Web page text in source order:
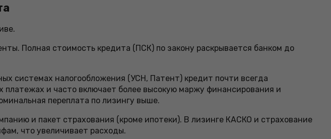
Полная стоимость кредита (ПСК) по закону раскрывается банком до
системах налогообложения (УСН, Патент) кредит почти всегда
платежах и часто включает более высокую маржу финансирования и
переплата по лизингу выше.
и пакет страхования (кроме ипотеки). В лизинге КАСКО и страхование
что увеличивает расходы.